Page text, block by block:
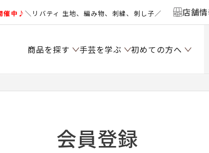
催中♪＼リバティ 生地、編み物、刺繍、刺し子／ 店舗
商品を探す 手芸を学ぶ 初めての方へ
会員登録